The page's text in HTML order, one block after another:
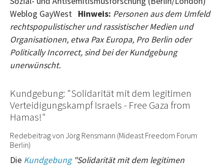
Weblog GayWest Hinweis: Personen aus dem Umfeld
rechtspopulistischer und rassistischer Medien und
Organisationen, etwa Pax Europa, Pro Berlin oder
Politically Incorrect, sind bei der Kundgebung
unerwünscht.
Kundgebung: "Solidarität mit dem legitimen
Verteidigungskampf Israels - Free Gaza from
Hamas!"
Redebeitrag von Jörg Rensmann (Mideast Freedom Forum
Berlin)
Die Kundgebung"Solidarität mit dem legitimen